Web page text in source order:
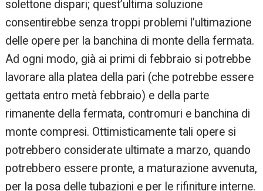
solettone dispari; quest’ultima soluzione
consentirebbe senza troppi problemi l’ultimazione
delle opere per la banchina di monte della fermata.
Ad ogni modo, già ai primi di febbraio si potrebbe
lavorare alla platea della pari (che potrebbe essere
gettata entro metà febbraio) e della parte
rimanente della fermata, contromuri e banchina di
monte compresi. Ottimisticamente tali opere si
potrebbero considerate ultimate a marzo, quando
potrebbero essere pronte, a maturazione avvenuta,
per la posa delle tubazioni e per le rifiniture interne.